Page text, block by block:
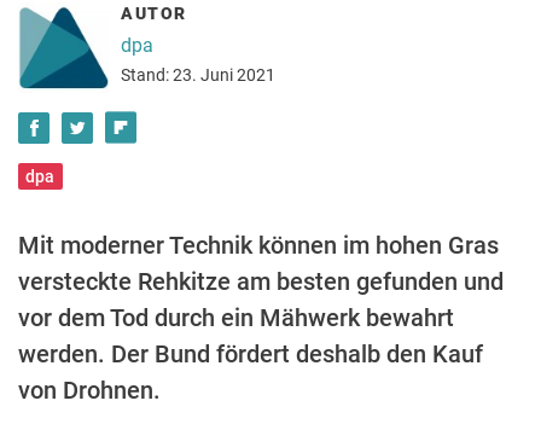
AUTOR
dpa
Stand: 23. Juni 2021
dpa
Mit moderner Technik können im hohen Gras
versteckte Rehkitze am besten gefunden und
vor dem Tod durch ein Mähwerk bewahrt
werden. Der Bund fördert deshalb den Kauf
von Drohnen.